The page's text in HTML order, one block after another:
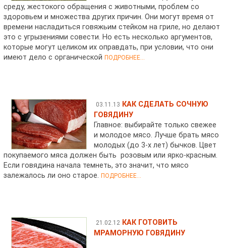
среду, жестокого обращения с животными, проблем со
здоровьем и множества других причин. Они могут время от
времени насладиться говяжьим стейком на гриле, но делают
это с угрызениями совести. Но есть несколько аргументов,
которые могут целиком их оправдать, при условии, что они
имеют дело с органическойПОДРОБНЕЕ...
03.11.13 КАК СДЕЛАТЬ СОЧНУЮ
ГОВЯДИНУ
Главное: выбирайте только свежее
и молодое мясо. Лучше брать мясо
молодых (до 3-х лет) бычков. Цвет
покупаемого мяса должен быть розовым или ярко-красным.
Если говядина начала темнеть, это значит, что мясо
залежалось ли оно старое.ПОДРОБНЕЕ...
21.02.12 КАК ГОТОВИТЬ
МРАМОРНУЮ ГОВЯДИНУ